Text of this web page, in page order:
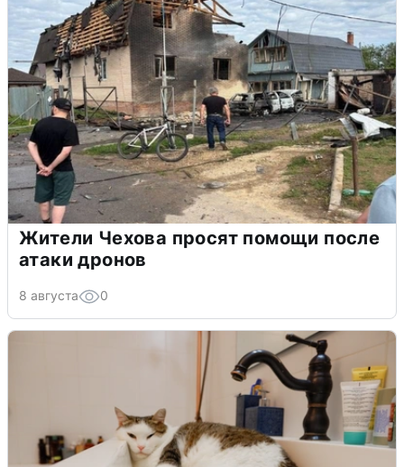
Жители Чехова просят помощи после
атаки дронов
8 августа 0